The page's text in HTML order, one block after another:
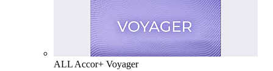
ALL Accor+ Voyager